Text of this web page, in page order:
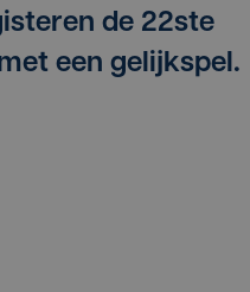
de 22ste
een gelijkspel.